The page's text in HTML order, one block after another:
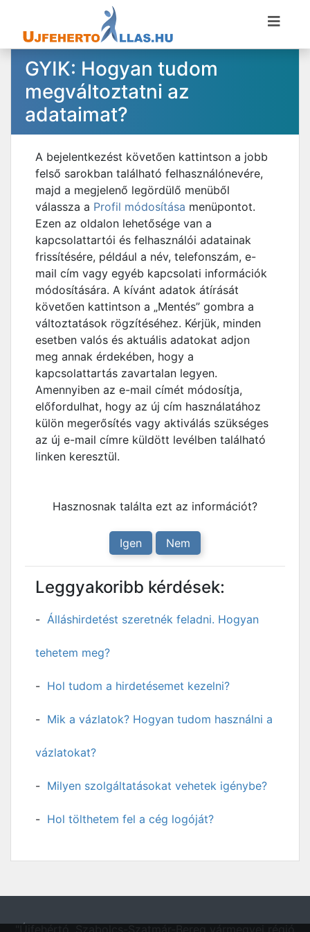
GYIK: Hogyan tudom
megváltoztatni az
adataimat?
A bejelentkezést követően kattintson a jobb
felső sarokban található felhasználónevére,
majd a megjelenő legördülő menüből
válassza a Profil módosítása menüpontot.
Ezen az oldalon lehetősége van a
kapcsolattartói és felhasználói adatainak
frissítésére, például a név, telefonszám, e-
mail cím vagy egyéb kapcsolati információk
módosítására. A kívánt adatok átírását
követően kattintson a „Mentés” gombra a
változtatások rögzítéséhez. Kérjük, minden
esetben valós és aktuális adatokat adjon
meg annak érdekében, hogy a
kapcsolattartás zavartalan legyen.
Amennyiben az e-mail címét módosítja,
előfordulhat, hogy az új cím használatához
külön megerősítés vagy aktiválás szükséges
az új e-mail címre küldött levélben található
linken keresztül.
Hasznosnak találta ezt az információt?
Igen Nem
Leggyakoribb kérdések:
Álláshirdetést szeretnék feladni. Hogyan
tehetem meg?
Hol tudom a hirdetésemet kezelni?
Mik a vázlatok? Hogyan tudom használni a
vázlatokat?
Milyen szolgáltatásokat vehetek igénybe?
Hol tölthetem fel a cég logóját?